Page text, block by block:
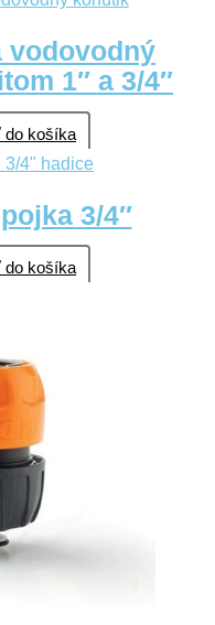
vodovodný
1″ a 3/4″
do košíka
3/4″
do košíka